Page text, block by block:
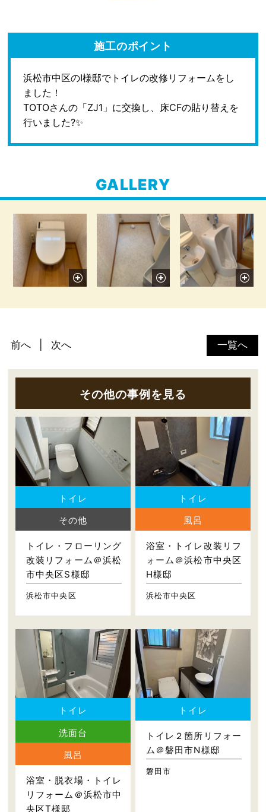
施工のポイント
浜松市中区のI様邸でトイレの改修リフォームをし
ました！
TOTOさんの「ZJ1」に交換し、床CFの貼り替えを
行いました?✨
GALLERY
一覧へ
前へ 次へ
その他の事例を見る
トイレ
その他
トイレ・フローリング
改装リフォーム＠浜松
市中央区S様邸
浜松市中央区
トイレ
風呂
浴室・トイレ改装リフ
ォーム＠浜松市中央区
H様邸
浜松市中央区
トイレ
洗面台
風呂
浴室・脱衣場・トイレ
リフォーム＠浜松市中
央区T様邸
トイレ
トイレ２箇所リフォー
ム＠磐田市N様邸
磐田市